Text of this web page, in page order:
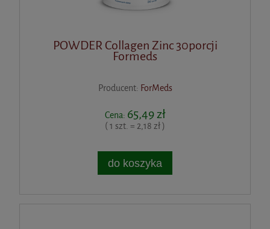
POWDER Collagen Zinc 30porcji
Formeds
Producent: ForMeds
Cena: 65,49 zł
( 1 szt. = 2,18 zł )
do koszyka